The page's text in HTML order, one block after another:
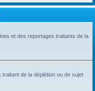
et des reportages traitants de la
de la déplétion ou de sujet